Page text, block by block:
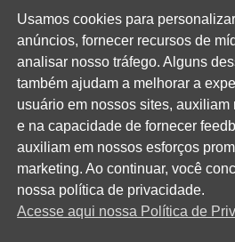
Salão de Festa
Política de Privacidade
CONVENÇÃO COLETIVA E ACORDOS
Convenções Coletivas
Banco do Brasil
Caixa Econômica Federal
Banrisul
Privados
Usamos cookies para
anúncios, fornecer recursos de
analisar nosso tráfego. Alguns
também ajudam a melhorar a
usuário em nossos sites, auxiliam
e na capacidade de fornecer
auxiliam em nossos esforços
marketing. Ao continuar, você
nossa política de privacidade.
Acesse aqui nossa Política de